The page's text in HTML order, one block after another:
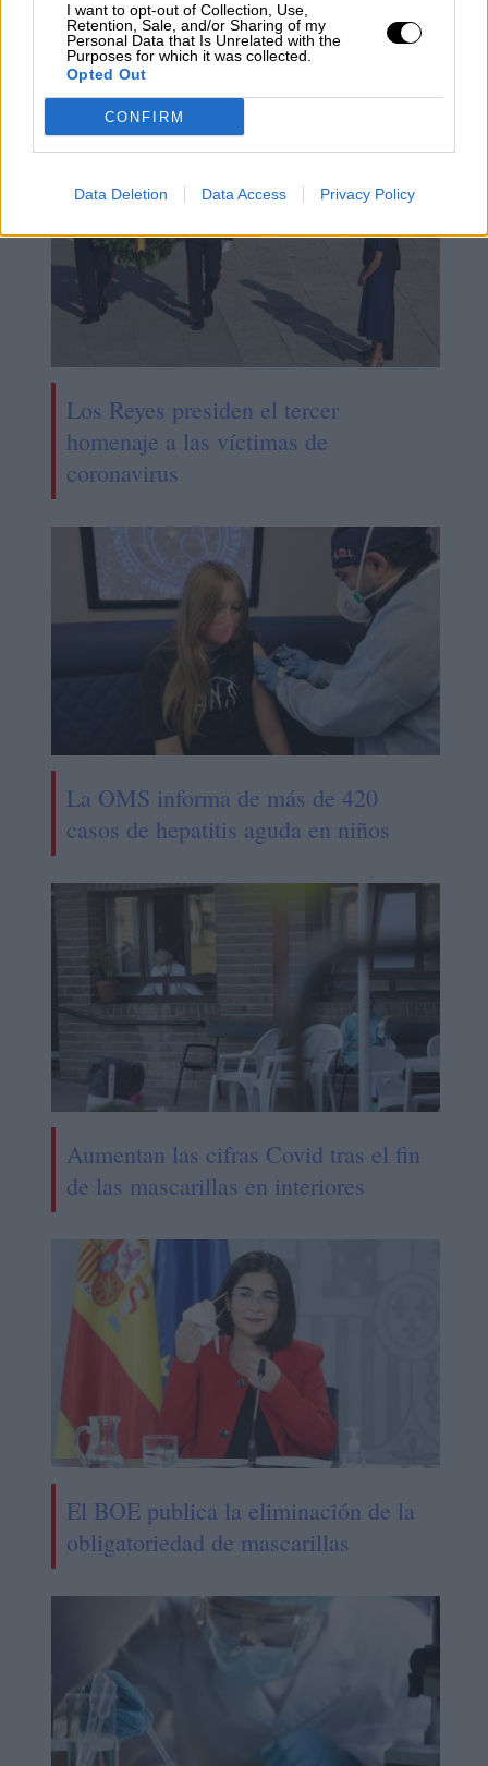
I want to opt-out of Collection, Use,
Retention, Sale, and/or Sharing of my
Personal Data that Is Unrelated with the
Purposes for which it was collected.
Opted Out
CONFIRM
Data Deletion Data Access Privacy Policy
coronavirus alemania
coronavirus Europa
coronavirus
coronavirus suecia
NOTICIAS RELACIONADAS
Los Reyes presiden el tercer
homenaje a las víctimas de
coronavirus
La OMS informa de más de 420
casos de hepatitis aguda en niños
Aumentan las cifras Covid tras el fin
de las mascarillas en interiores
El BOE publica la eliminación de la
obligatoriedad de mascarillas